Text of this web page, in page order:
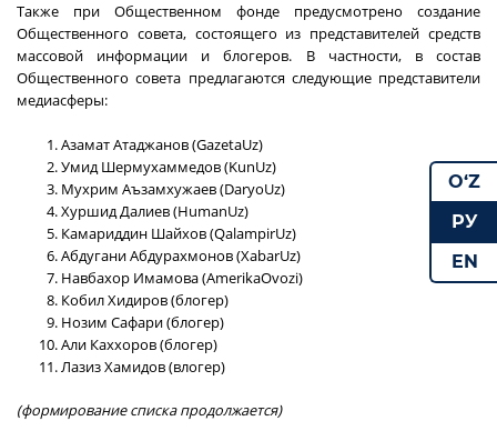
Также при Общественном фонде предусмотрено создание
Общественного совета, состоящего из представителей средств
массовой информации и блогеров. В частности, в состав
Общественного совета предлагаются следующие представители
медиасферы:
Азамат Атаджанов (GazetaUz)
Умид Шермухаммедов (KunUz)
Мухрим Аъзамхужаев (DaryoUz)
Хуршид Далиев (HumanUz)
Камариддин Шайхов (QalampirUz)
Абдугани Абдурахмонов (XabarUz)
Навбахор Имамова (AmerikaOvozi)
Кобил Хидиров (блогер)
Нозим Сафари (блогер)
Али Каххоров (блогер)
Лазиз Хамидов (влогер)
(формирование списка продолжается)
O‘Z
РУ
EN